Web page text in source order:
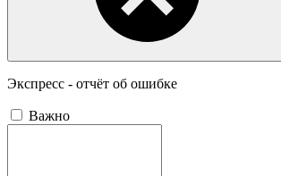
Экспресс - отчёт об ошибке
Важно